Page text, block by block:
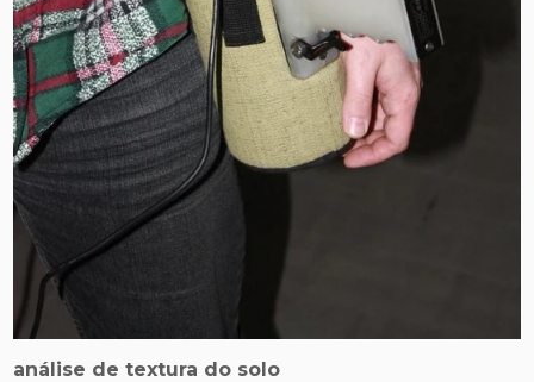
análise de textura do solo